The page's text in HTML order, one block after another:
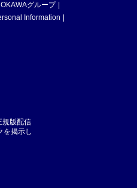
グループ
Information
規版配信
を掲示し